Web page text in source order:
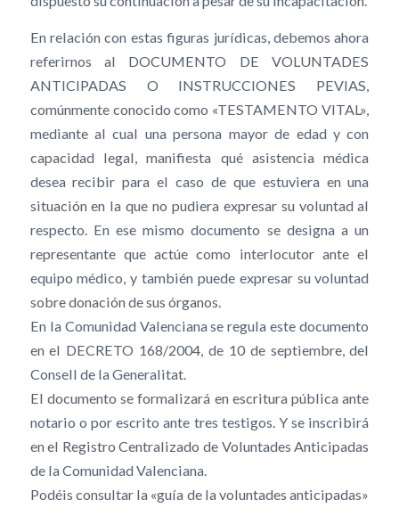
En relación con estas figuras jurídicas, debemos ahora
referirnos al DOCUMENTO DE VOLUNTADES
ANTICIPADAS O INSTRUCCIONES PEVIAS,
comúnmente conocido como «TESTAMENTO VITAL»,
mediante al cual una persona mayor de edad y con
capacidad legal, manifiesta qué asistencia médica
desea recibir para el caso de que estuviera en una
situación en la que no pudiera expresar su voluntad al
respecto. En ese mismo documento se designa a un
representante que actúe como interlocutor ante el
equipo médico, y también puede expresar su voluntad
sobre donación de sus órganos.
En la Comunidad Valenciana se regula este documento
en el DECRETO 168/2004, de 10 de septiembre, del
Consell de la Generalitat.
El documento se formalizará en escritura pública ante
notario o por escrito ante tres testigos. Y se inscribirá
en el Registro Centralizado de Voluntades Anticipadas
de la Comunidad Valenciana.
Podéis consultar la «guía de la voluntades anticipadas»